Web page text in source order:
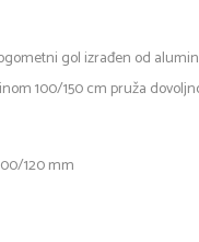
gol izrađen od
100/150 cm pruža
120 mm